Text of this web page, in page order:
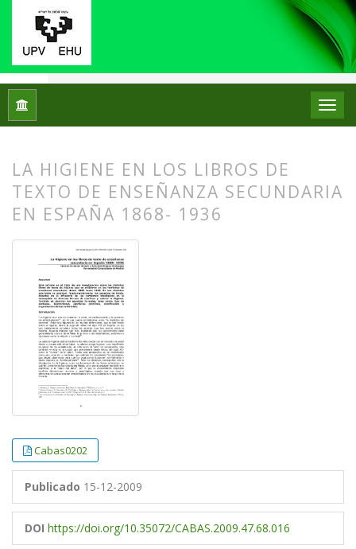
Inicio
LA HIGIENE EN LOS LIBROS DE
TEXTO DE ENSEÑANZA SECUNDARIA
EN ESPAÑA 1868- 1936
Cabas0202
Publicado 15-12-2009
DOI https://doi.org/10.35072/CABAS.2009.47.68.016